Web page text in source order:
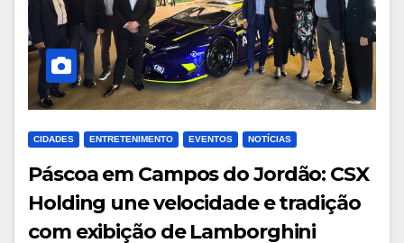
CIDADES ENTRETENIMENTO EVENTOS NOTÍCIAS
Páscoa em Campos do Jordão: CSX
Holding une velocidade e tradição
com exibição de Lamborghini